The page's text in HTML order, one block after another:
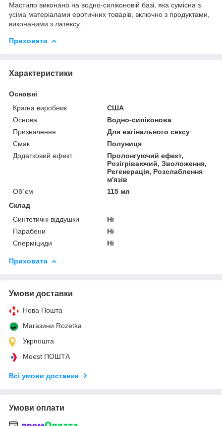
Мастило виконано на водно-силіконовій базі, яка сумісна з
усіма матеріалами еротичних товарів, включно з продуктами,
виконаними з латексу.
Приховати
Характеристики
Основні
Країна виробник
США
Основа
Водно-силіконова
Призначення
Для вагінального сексу
Смак
Полуниця
Додатковий ефект
Пролонгуючий ефект,
Розігріваючий, Зволоження,
Регенерація, Розслаблення
м'язів
Об`єм
115 мл
Склад
Синтетичні віддушки
Ні
Парабени
Ні
Сперміциди
Ні
Приховати
Умови доставки
Нова Пошта
Магазини Rozetka
Укрпошта
Meest ПОШТА
Всі умови доставки
Умови оплати